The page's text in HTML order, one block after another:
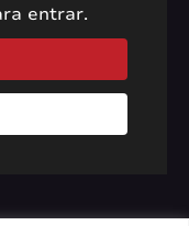
soon!
entrar.